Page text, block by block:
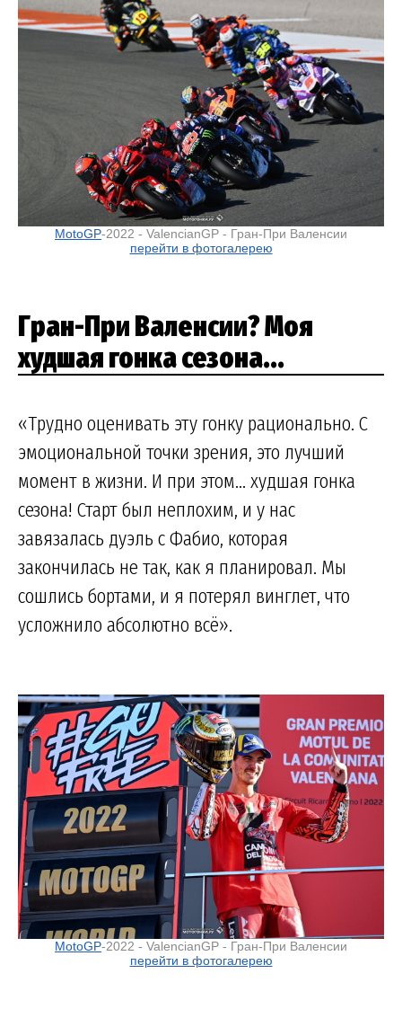
MotoGP-2022 - ValencianGP - Гран-При Валенсии
перейти в фотогалерею
Гран-При Валенсии? Моя
худшая гонка сезона...
«Трудно оценивать эту гонку рационально. С
эмоциональной точки зрения, это лучший
момент в жизни. И при этом... худшая гонка
сезона! Старт был неплохим, и у нас
завязалась дуэль с Фабио, которая
закончилась не так, как я планировал. Мы
сошлись бортами, и я потерял винглет, что
усложнило абсолютно всё».
MotoGP-2022 - ValencianGP - Гран-При Валенсии
перейти в фотогалерею